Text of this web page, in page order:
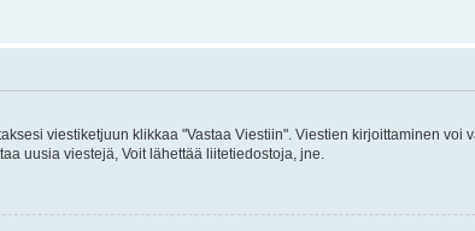
viestiketjuun klikkaa "Vastaa Viestiin". Viestien kirjoittaminen
uusia viestejä, Voit lähettää liitetiedostoja, jne.